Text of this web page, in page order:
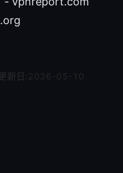
新日: